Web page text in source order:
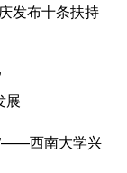
发布十条扶持
展
西南大学兴